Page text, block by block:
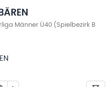
Männer Ü40 (Spielbezirk B